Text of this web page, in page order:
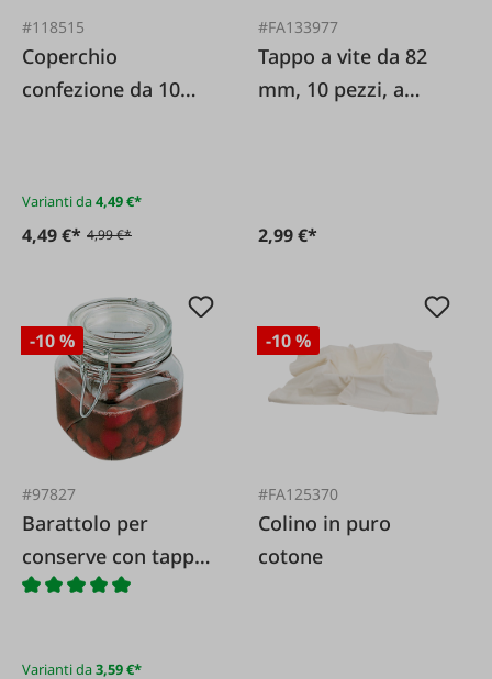
#118515
Coperchio
confezione da 10
Varianti da4,49 €*
4,49 €* 4,99 €*
#FA133977
Tappo a vite da 82
mm, 10 pezzi, a
2,99 €*
-10 %
#97827
Barattolo per
conserve con tappo
a chiusura ermetica
Varianti da3,59 €*
-10 %
#FA125370
Colino in puro
cotone